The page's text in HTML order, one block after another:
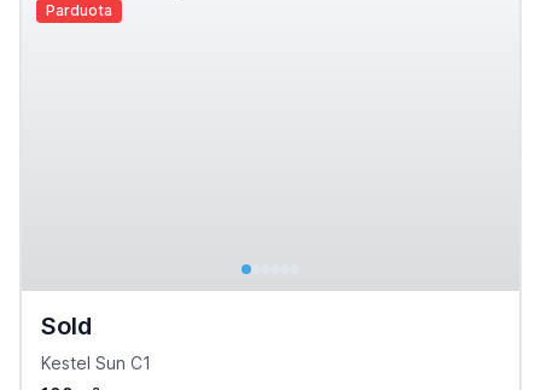
Parduota
Sold
Kestel Sun C1